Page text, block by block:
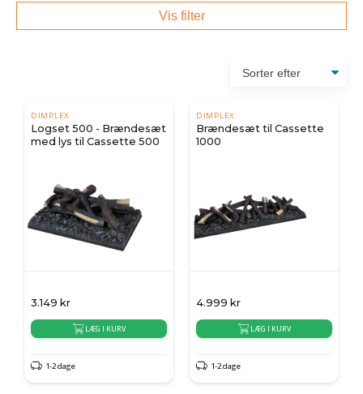
Vis filter
DIMPLEX
Logset 500 - Brændesæt
med lys til Cassette 500
3.149 kr
LÆG I KURV
1-2 dage
DIMPLEX
Brændesæt til Cassette
1000
4.999 kr
LÆG I KURV
1-2 dage